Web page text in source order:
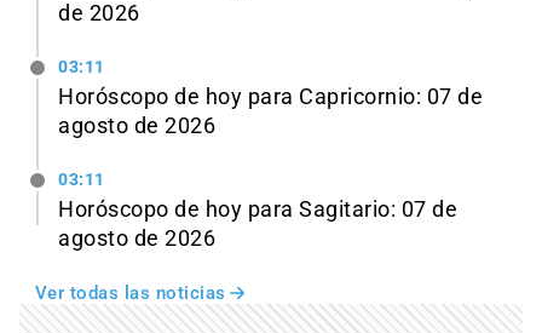
de 2026
03:11
Horóscopo de hoy para Capricornio: 07 de
agosto de 2026
03:11
Horóscopo de hoy para Sagitario: 07 de
agosto de 2026
Ver todas las noticias